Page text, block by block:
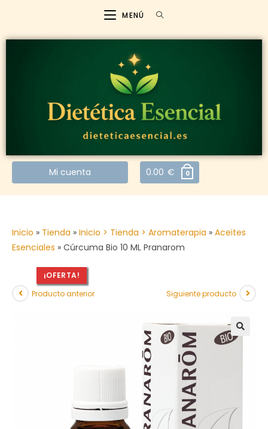
MENÚ
Mi cuenta 0.00 € 0
Inicio » Tienda » Inicio > Tienda > Aromaterapia » Aceites
Esenciales » Cúrcuma Bio 10 ML Pranarom
¡OFERTA!
Producto anterior
Siguiente producto